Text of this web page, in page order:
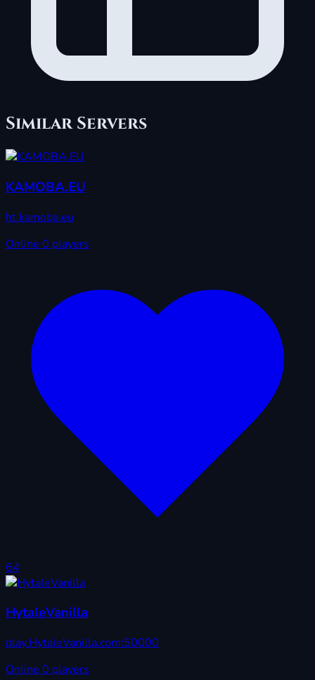
Similar Servers
KAMOBA.EU
ht.kamoba.eu
Online 0 players
64
HytaleVanilla
play.HytaleVanilla.com:50000
Online 0 players